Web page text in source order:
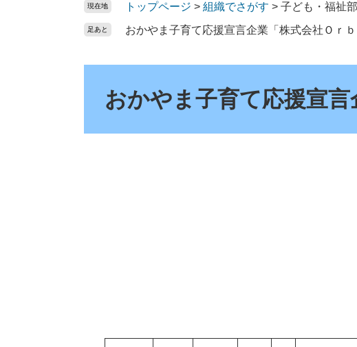
現在地 トップページ > 組織でさがす > 子ども・福祉部
足あと おかやま子育て応援宣言企業「株式会社Ｏｒｂ
おかやま子育て応援宣言